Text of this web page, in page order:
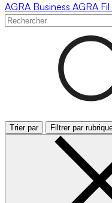
AGRA Business AGRA Fil
Trier par Filtrer par